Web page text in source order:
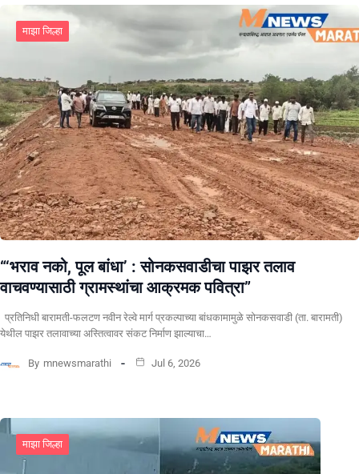
माझा जिल्हा
“‘भराव नको, पूल बांधा’ : सोनकसवाडीचा पाझर तलाव
वाचवण्यासाठी ग्रामस्थांचा आक्रमक पवित्रा”
प्रतिनिधी बारामती-फलटण नवीन रेल्वे मार्ग प्रकल्पाच्या बांधकामामुळे सोनकसवाडी (ता. बारामती)
येथील पाझर तलावाच्या अस्तित्वावर संकट निर्माण झाल्याचा…
By mnewsmarathi Jul 6, 2026
माझा जिल्हा